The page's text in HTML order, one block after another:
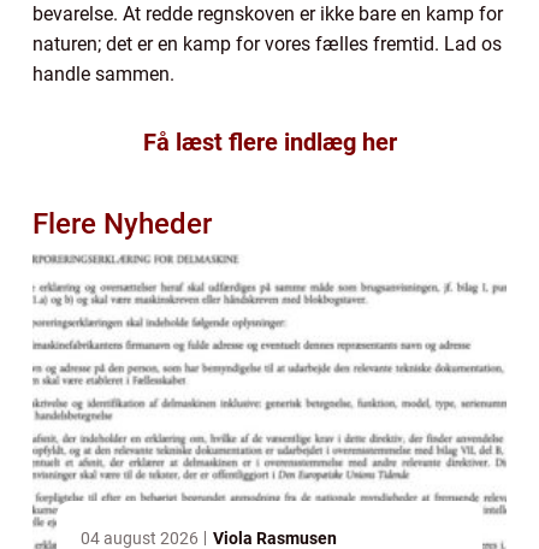
bevarelse. At redde regnskoven er ikke bare en kamp for
naturen; det er en kamp for vores fælles fremtid. Lad os
handle sammen.
Få læst flere indlæg her
Flere Nyheder
04 august 2026 Viola Rasmusen